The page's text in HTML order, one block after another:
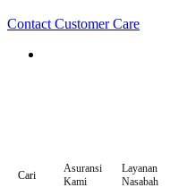
Contact Customer Care
Cari
Asuransi
Kami
Layanan
Nasabah